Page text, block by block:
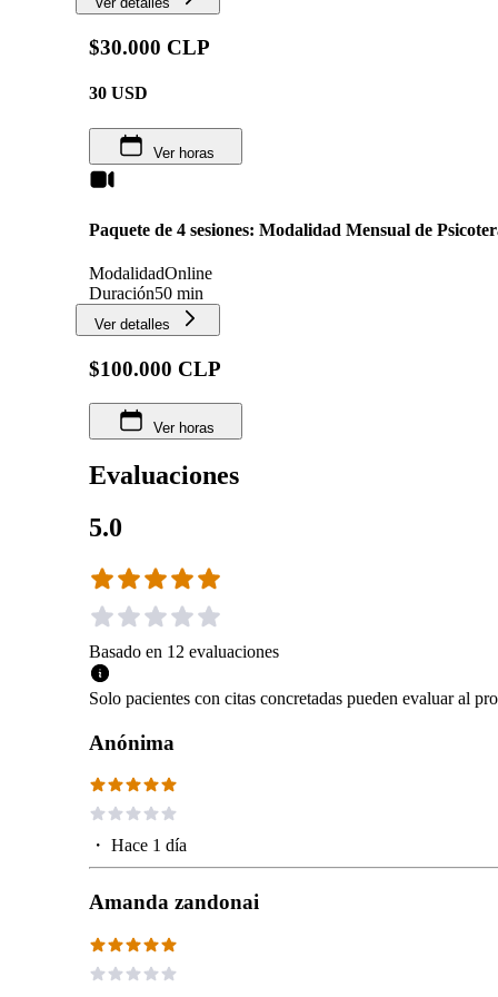
$30.000 CLP
30 USD
Ver horas
Paquete de 4 sesiones: Modalidad Mensual de
ModalidadOnline
Duración50 min
Ver detalles
$100.000 CLP
Ver horas
Evaluaciones
5.0
Basado en 12 evaluaciones
Solo pacientes con citas concretadas pueden evaluar al
Anónima
・ Hace 1 día
Amanda zandonai